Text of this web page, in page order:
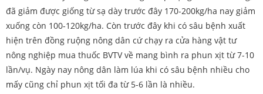
đã giảm được giống từ sạ dày trước đây 170-200kg/ha nay giảm
xuống còn 100-120kg/ha. Còn trước đây khi có sâu bệnh xuất
hiện trên đồng ruộng nông dân cứ chạy ra cửa hàng vật tư
nông nghiệp mua thuốc BVTV về mang bình ra phun xịt từ 7-10
lần/vụ. Ngày nay nông dân làm lúa khi có sâu bệnh nhiều cho
mấy cũng chỉ phun xịt tối đa từ 5-6 lần là nhiều.